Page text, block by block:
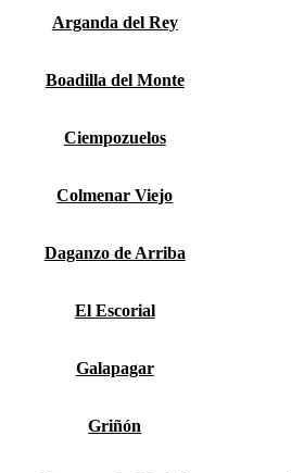
Arganda del Rey
Boadilla del Monte
Ciempozuelos
Colmenar Viejo
Daganzo de Arriba
El Escorial
Galapagar
Griñón